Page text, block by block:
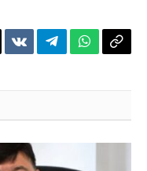
VKontakte
TelegramWhatsApp
Copy